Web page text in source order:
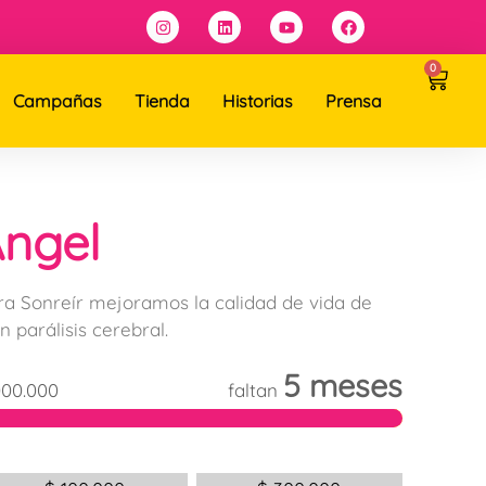
Campañas Tienda Historias Prensa
0
Sonreír mejoramos la calidad de vida de
parálisis cerebral.
faltan 5 meses